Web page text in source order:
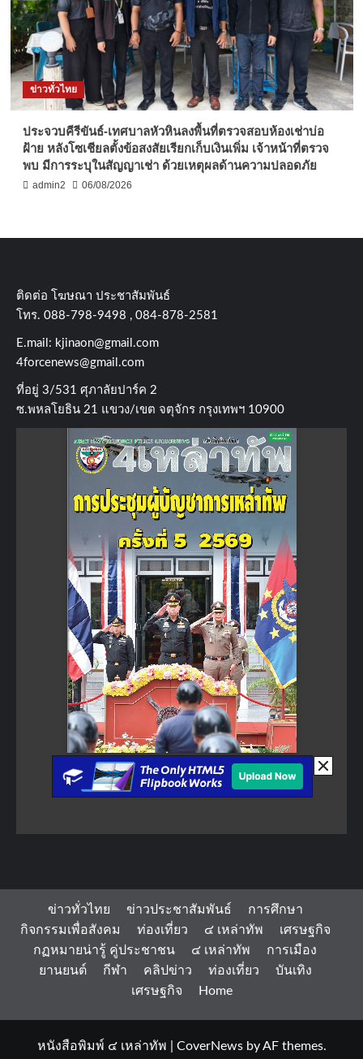
ข่าวทั่วไทย
ประจวบคีรีขันธ์-เทศบาลหัวหินลงพื้นที่ตรวจสอบห้องเช่าบ่อ
ฝ้าย หลังโซเชียลตั้งข้อสงสัยเรียกเก็บเงินเพิ่ม เจ้าหน้าที่ตรวจ
พบ มีการระบุในสัญญาเช่า ด้วยเหตุผลด้านความปลอดภัย
admin2 06/08/2026
ติดต่อ​ โฆษณา​ ประชาสัมพันธ์
โทร​. 088-798-9498 , 084-878-2581
E.mail: kjinaon@gmail.com
4forcenews@gmail.com
ที่อยู่​ 3/531​ ศุภาลัยปาร์ค​ 2
ซ.พหลโยธิน​ 21​ แขวง/เขต​ จตุจักร​ กรุงเทพฯ 10900
ข่าวทั่วไทย ข่าวประชาสัมพันธ์
การศึกษา
กิจกรรมเพื่อสังคม
ท่องเที่ยว ๔ เหล่าทัพ
เศรษฐกิจ
กฏหมายน่ารู้ คู่ประชาชน
๔ เหล่าทัพ
การเมือง
ยานยนต์
กีฬา คลิปข่าว ท่องเที่ยว
บันเทิง
เศรษฐกิจ
Home
หนังสือพิมพ์ ๔ เหล่าทัพ CoverNewsby AF themes.